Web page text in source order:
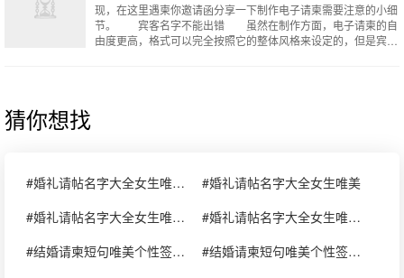
现，在这里遇柬你邀请函分享一下制作电子请柬需要注意的小细
节。 宾客名字不能出错 虽然在制作方面，电子请柬的自
由度更高，格式可以完全按照它的整体风格来设定的，但是宾客
猜你想找
#婚礼请帖名字大全女生唯美小清新
#婚礼请帖名字大全女生唯美
#婚礼请帖名字大全女生唯美简短
#婚礼请帖名字大全女生唯美简短句子
#结婚请柬短句唯美个性签名女生清新
#结婚请柬短句唯美个性签名女生清新简短